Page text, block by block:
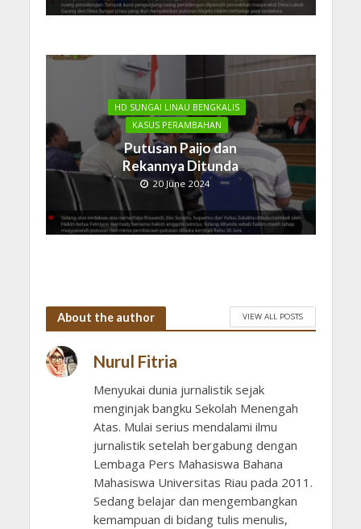
HD SUNGAI LINAU BENGKALIS
KASUS PERAMBAHAN
Putusan Paijo dan
Rekannya Ditunda
20 June 2024
About the author VIEW ALL POSTS
Nurul Fitria
Menyukai dunia jurnalistik sejak
menginjak bangku Sekolah Menengah
Atas. Mulai serius mendalami ilmu
jurnalistik setelah bergabung dengan
Lembaga Pers Mahasiswa Bahana
Mahasiswa Universitas Riau pada 2011.
Sedang belajar dan mengembangkan
kemampuan di bidang tulis menulis,